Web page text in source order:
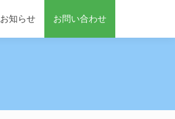
お知らせ お問い合わせ